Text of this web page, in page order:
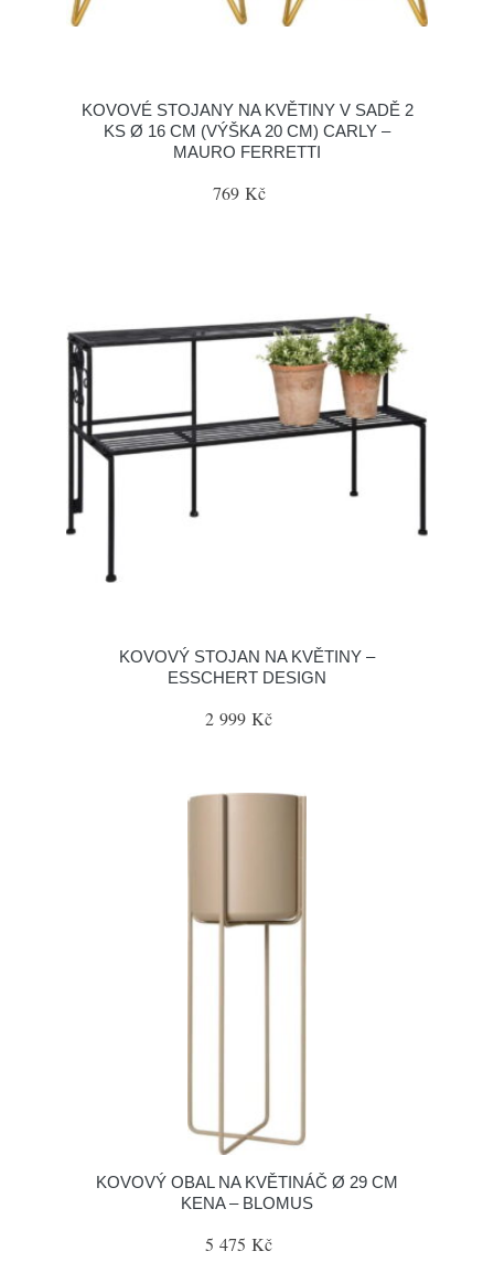
KOVOVÉ STOJANY NA KVĚTINY V SADĚ 2
KS Ø 16 CM (VÝŠKA 20 CM) CARLY –
MAURO FERRETTI
769 Kč
KOVOVÝ STOJAN NA KVĚTINY –
ESSCHERT DESIGN
2 999 Kč
KOVOVÝ OBAL NA KVĚTINÁČ Ø 29 CM
KENA – BLOMUS
5 475 Kč